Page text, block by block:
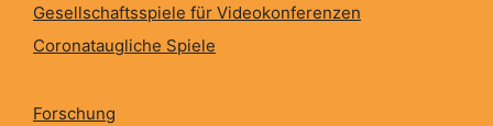
Gesellschaftsspiele für Videokonferenzen
Coronataugliche Spiele
Forschung